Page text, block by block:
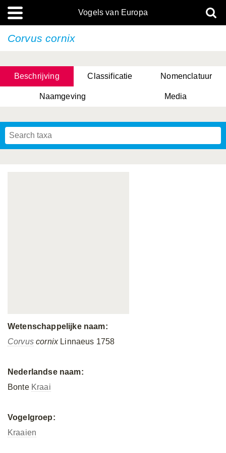
Vogels van Europa
Corvus cornix
Beschrijving Classificatie Nomenclatuur
Naamgeving Media
Wetenschappelijke naam:
CorvuscornixLinnaeus 1758
Nederlandse naam:
Bonte Kraai
Vogelgroep:
Kraaien